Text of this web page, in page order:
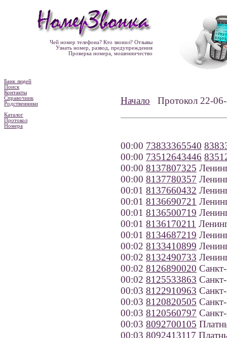
Чей номер телефона? Кто звонил? Отзывы
Узнать номер, развод, предупреждения
Проверка номера, мошенничество
Банк людей
Поиск
Контакты
Справочник
Родственники
Каталог
Протокол
Номера
Начало Протокол 22-
00:00 73833365540
00:00 73512643446
00:00 8137807325
00:00 8137780357
00:01 8137660432
00:01 8136690721
00:01 8136500719
00:01 8136170211
00:01 8134687219
00:02 8133410899
00:02 8132490733
00:02 8126890020
00:02 8125533863
00:03 8122910963
00:03 8120820505
00:03 8120560797
00:03 8092700105
00:03 8092413117